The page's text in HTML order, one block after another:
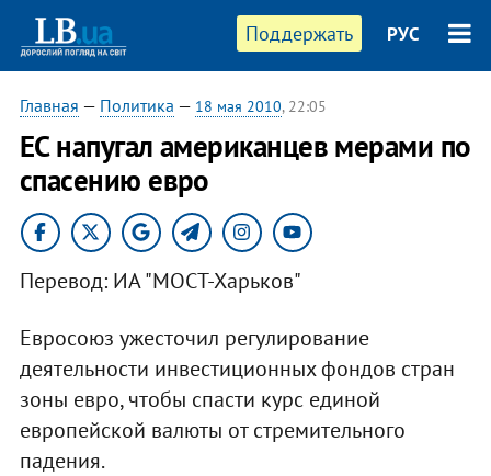
Поддержать РУС
Главная — Политика — 18 мая 2010, 22:05
ЕС напугал американцев мерами по
спасению евро
Перевод: ИА "МОСТ-Харьков"
Евросоюз ужесточил регулирование
деятельности инвестиционных фондов стран
зоны евро, чтобы спасти курс единой
европейской валюты от стремительного
падения.